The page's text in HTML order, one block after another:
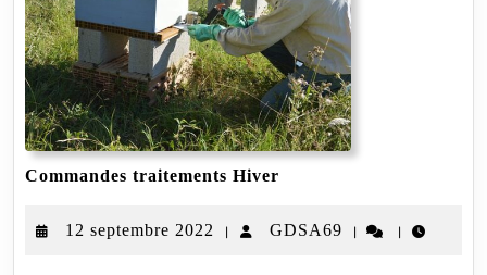
Commandes traitements Hiver
12 septembre 2022
12
| GDSA69 GDSA69
| |